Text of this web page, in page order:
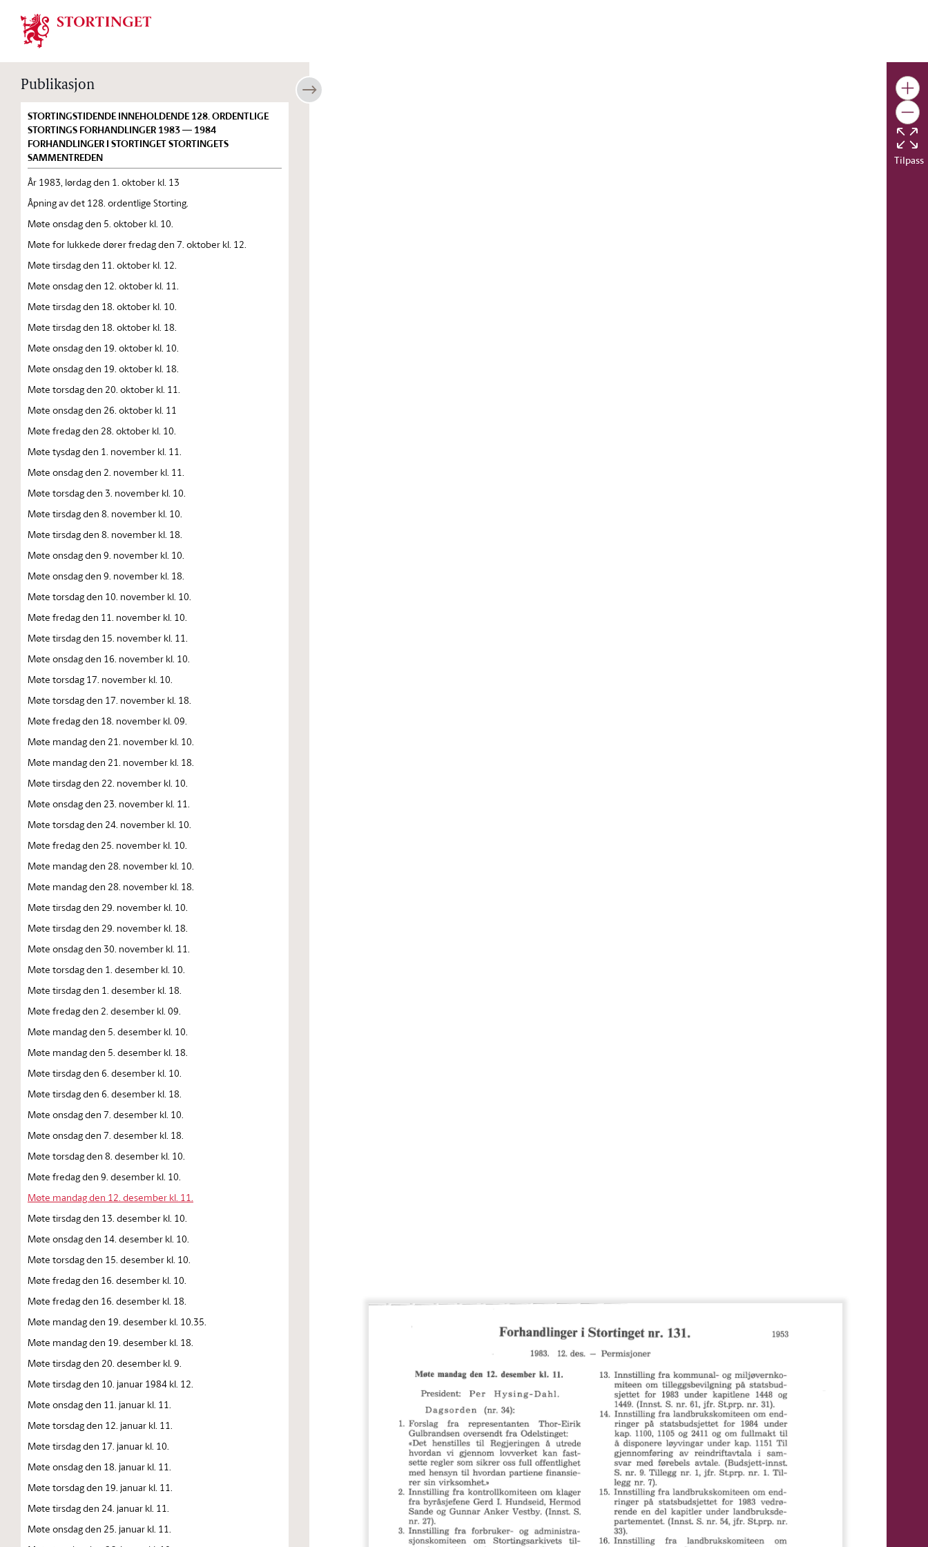
Stortinget.no
Publikasjon
STORTINGSTIDENDE INNEHOLDENDE 128. ORDENTLIGE
STORTINGS FORHANDLINGER 1983 — 1984
FORHANDLINGER I STORTINGET STORTINGETS
SAMMENTREDEN
År 1983, lørdag den 1. oktober kl. 13
Åpning av det 128. ordentlige Storting.
Møte onsdag den 5. oktober kl. 10.
Møte for lukkede dører fredag den 7. oktober kl. 12.
Møte tirsdag den 11. oktober kl. 12.
Møte onsdag den 12. oktober kl. 11.
Møte tirsdag den 18. oktober kl. 10.
Møte tirsdag den 18. oktober kl. 18.
Møte onsdag den 19. oktober kl. 10.
Møte onsdag den 19. oktober kl. 18.
Møte torsdag den 20. oktober kl. 11.
Møte onsdag den 26. oktober kl. 11
Møte fredag den 28. oktober kl. 10.
Møte tysdag den 1. november kl. 11.
Møte onsdag den 2. november kl. 11.
Møte torsdag den 3. november kl. 10.
Møte tirsdag den 8. november kl. 10.
Møte tirsdag den 8. november kl. 18.
Møte onsdag den 9. november kl. 10.
Møte onsdag den 9. november kl. 18.
Møte torsdag den 10. november kl. 10.
Møte fredag den 11. november kl. 10.
Møte tirsdag den 15. november kl. 11.
Møte onsdag den 16. november kl. 10.
Møte torsdag 17. november kl. 10.
Møte torsdag den 17. november kl. 18.
Møte fredag den 18. november kl. 09.
Møte mandag den 21. november kl. 10.
Møte mandag den 21. november kl. 18.
Møte tirsdag den 22. november kl. 10.
Møte onsdag den 23. november kl. 11.
Møte torsdag den 24. november kl. 10.
Møte fredag den 25. november kl. 10.
Møte mandag den 28. november kl. 10.
Møte mandag den 28. november kl. 18.
Møte tirsdag den 29. november kl. 10.
Møte tirsdag den 29. november kl. 18.
Møte onsdag den 30. november kl. 11.
Møte torsdag den 1. desember kl. 10.
Møte tirsdag den 1. desember kl. 18.
Møte fredag den 2. desember kl. 09.
Møte mandag den 5. desember kl. 10.
Møte mandag den 5. desember kl. 18.
Møte tirsdag den 6. desember kl. 10.
Møte tirsdag den 6. desember kl. 18.
Møte onsdag den 7. desember kl. 10.
Møte onsdag den 7. desember kl. 18.
Møte torsdag den 8. desember kl. 10.
Møte fredag den 9. desember kl. 10.
Møte mandag den 12. desember kl. 11.
Møte tirsdag den 13. desember kl. 10.
Møte onsdag den 14. desember kl. 10.
Møte torsdag den 15. desember kl. 10.
Møte fredag den 16. desember kl. 10.
Møte fredag den 16. desember kl. 18.
Møte mandag den 19. desember kl. 10.35.
Møte mandag den 19. desember kl. 18.
Møte tirsdag den 20. desember kl. 9.
Møte tirsdag den 10. januar 1984 kl. 12.
Møte onsdag den 11. januar kl. 11.
Møte torsdag den 12. januar kl. 11.
Møte tirsdag den 17. januar kl. 10.
Møte onsdag den 18. januar kl. 11.
Møte torsdag den 19. januar kl. 11.
Møte tirsdag den 24. januar kl. 11.
Møte onsdag den 25. januar kl. 11.